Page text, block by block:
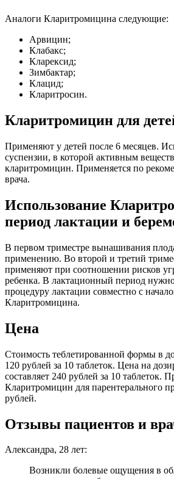
Аналоги Кларитромицина следующие:
Арвицин;
Клабакс;
Кларексид;
Зимбактар;
Клацид;
Кларитросин.
Кларитромицин для
Применяют у детей после 6 месяцев.
суспензии, в которой активным
кларитромицин. Применяется по
врача.
Использование
период лактации и
В первом триместре вынашивания
применению. Во второй и третий
применяют при соотношении рисков
ребенка. В лактационный период
процедуру лактации совместно с
Кларитромицина.
Цена
Стоимость теблетированной формы в
120 рублей за 10 таблеток. Цена на
составляет 240 рублей за 10 таблеток.
Кларитромицин для парентерального
рублей.
Отзывы пациентов и
Александра, 28 лет:
Возникли болевые ощущения в